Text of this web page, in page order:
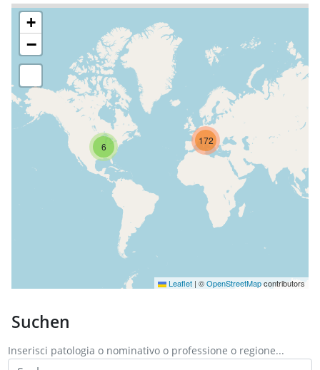
6
172
+
−
Leaflet | ©OpenStreetMapcontributors
Suchen
Inserisci patologia o nominativo o professione o regione...